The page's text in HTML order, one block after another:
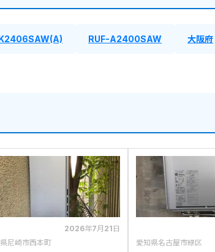
RUF-A2400SAW 大阪府
2026年7月21日
尼崎市西本町
愛知県名古屋市緑区